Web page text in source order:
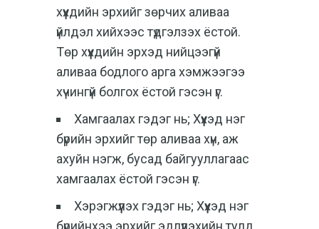
хүүхдийн эрхийг зөрчих аливаа
үйлдэл хийхээс түдгэлзэх ёстой.
Төр хүүхдийн эрхэд нийцээгүй
аливаа бодлого арга хэмжээгээ
хүчингүй болгох ёстой гэсэн үг.
Хамгаалах гэдэг нь; Хүүхэд нэг
бүрийн эрхийг төр аливаа хүн, аж
ахуйн нэгж, бусад байгууллагаас
хамгаалах ёстой гэсэн үг.
Хэрэгжүүлэх гэдэг нь; Хүүхэд нэг
бүрийнхээ эрхийг эдлүүлэхийн тулд